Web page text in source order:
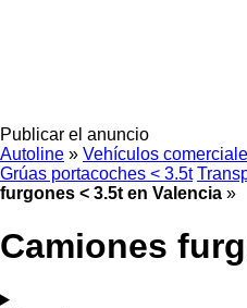
Publicar el anuncio
Autoline » Vehículos
Grúas portacoches < 3.5t
furgones < 3.5t en Valencia »
Camiones